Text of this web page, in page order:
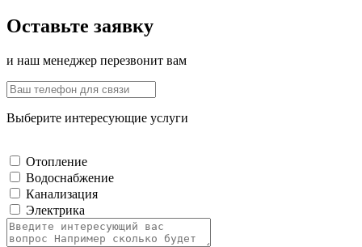
Оставьте заявку
и наш менеджер перезвонит вам
Выберите интересующие услуги
Отопление
Водоснабжение
Канализация
Электрика